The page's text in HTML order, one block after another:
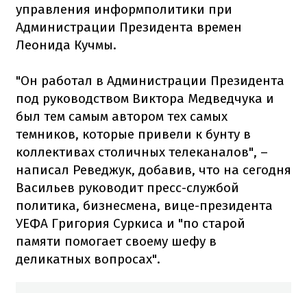
управления информполитики при
Администрации Президента времен
Леонида Кучмы.
"Он работал в Администрации Президента
под руководством Виктора Медведчука и
был тем самым автором тех самых
темников, которые привели к бунту в
коллективах столичных телеканалов", –
написал Реведжук, добавив, что на сегодня
Васильев руководит пресс-службой
политика, бизнесмена, вице-президента
УЕФА Григория Суркиса и "по старой
памяти помогает своему шефу в
деликатных вопросах".